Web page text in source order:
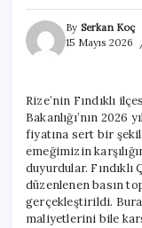
By Serkan Koç
15 Mayıs 2026
Rize’nin Fındıklı
Bakanlığı’nın 2026
fiyatına sert bir
emeğimizin
duyurdular.
düzenlenen basın
gerçekleştirildi.
maliyetlerini bile